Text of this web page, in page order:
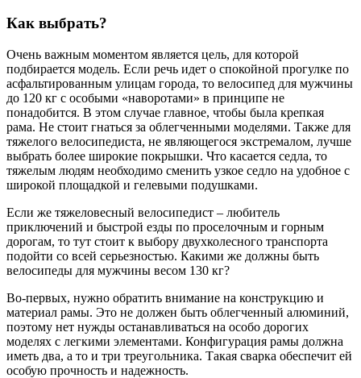
Как выбрать?
Очень важным моментом является цель, для которой
подбирается модель. Если речь идет о спокойной прогулке по
асфальтированным улицам города, то велосипед для мужчины
до 120 кг с особыми «наворотами» в принципе не
понадобится. В этом случае главное, чтобы была крепкая
рама. Не стоит гнаться за облегченными моделями. Также для
тяжелого велосипедиста, не являющегося экстремалом, лучше
выбрать более широкие покрышки. Что касается седла, то
тяжелым людям необходимо сменить узкое седло на удобное с
широкой площадкой и гелевыми подушками.
Если же тяжеловесный велосипедист – любитель
приключений и быстрой езды по проселочным и горным
дорогам, то тут стоит к выбору двухколесного транспорта
подойти со всей серьезностью. Какими же должны быть
велосипеды для мужчины весом 130 кг?
Во-первых, нужно обратить внимание на конструкцию и
материал рамы. Это не должен быть облегченный алюминий,
поэтому нет нужды останавливаться на особо дорогих
моделях с легкими элементами. Конфигурация рамы должна
иметь два, а то и три треугольника. Такая сварка обеспечит ей
особую прочность и надежность.